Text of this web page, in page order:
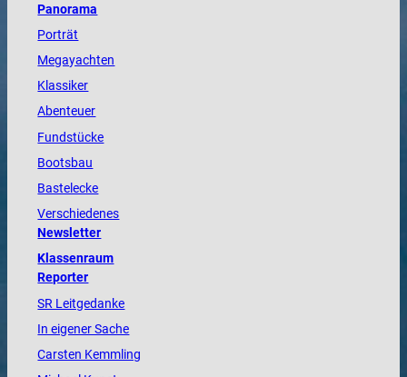
Panorama
Porträt
Megayachten
Klassiker
Abenteuer
Fundstücke
Bootsbau
Bastelecke
Verschiedenes
Newsletter
Klassenraum
Reporter
SR Leitgedanke
In eigener Sache
Carsten Kemmling